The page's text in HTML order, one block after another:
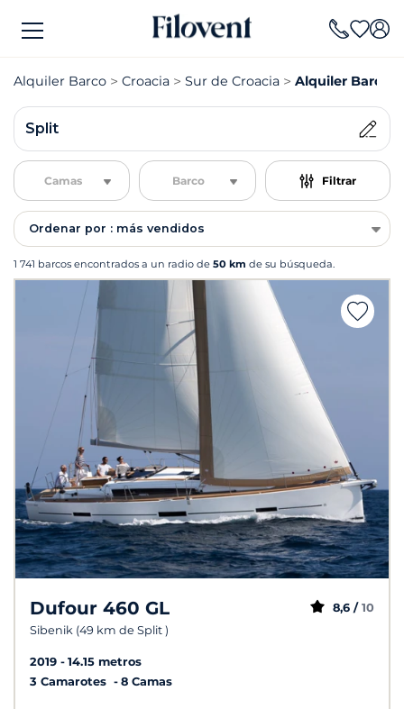
Alquiler Barco Croacia Sur de Croacia Alquiler Barco
Split
Camas Barco Filtrar
Ordenar por : más vendidos
1 741 barcos encontrados a un radio de 50 km de su búsqueda.
Dufour 460 GL
Sibenik (49 km de Split )
8,6 / 10
2019
14.15 metros
3 Camarotes
8 Camas